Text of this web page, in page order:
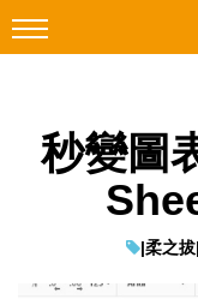
Facebook
遊戲動漫
秒變圖
|柔之拔|